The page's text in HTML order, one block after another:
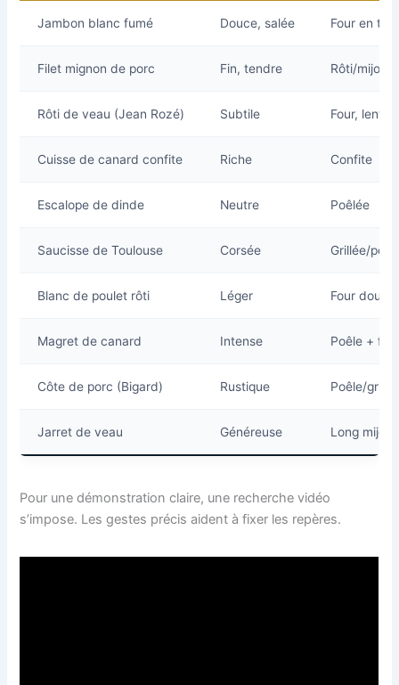
Jambon blanc fumé Douce, salée Four en
Filet mignon de porc Fin, tendre Rôti/mijoté
Rôti de veau (Jean Rozé) Subtile Four, lente
Cuisse de canard confite Riche Confite
Escalope de dinde Neutre Poêlée
Saucisse de Toulouse Corsée Grillée/
Blanc de poulet rôti Léger Four doux
Magret de canard Intense Poêle +
Côte de porc (Bigard) Rustique Poêle/grill
Jarret de veau Généreuse Long
Pour une démonstration claire, une recherche vidéo
s’impose. Les gestes précis aident à fixer les repères.